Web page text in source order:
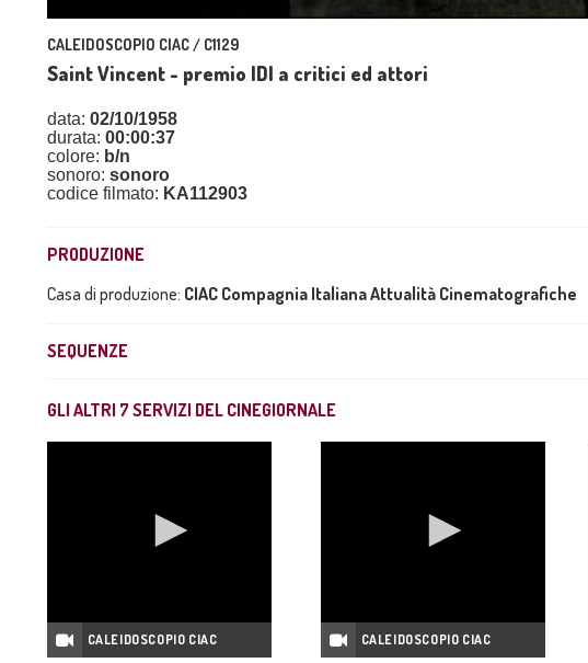
CALEIDOSCOPIO CIAC / C1129
Saint Vincent - premio IDI a critici ed attori
data: 02/10/1958
durata: 00:00:37
colore: b/n
sonoro: sonoro
codice filmato: KA112903
PRODUZIONE
Casa di produzione: CIAC Compagnia Italiana Attualità Cinematografiche
SEQUENZE
GLI ALTRI 7 SERVIZI DEL CINEGIORNALE
CALEIDOSCOPIO CIAC
CALEIDOSCOPIO CIAC